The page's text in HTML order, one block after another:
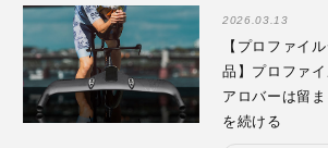
2026.03.13
【プロファイ
品】プロファ
アロバーは留
を続ける